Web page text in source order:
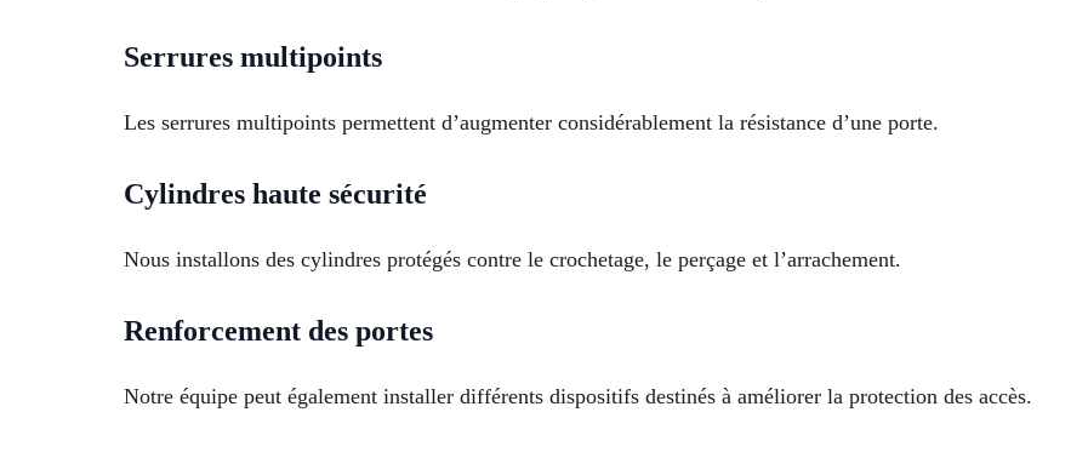
Serrures multipoints
Les serrures multipoints permettent d’augmenter considérablement la résistance d’une porte.
Cylindres haute sécurité
Nous installons des cylindres protégés contre le crochetage, le perçage et l’arrachement.
Renforcement des portes
Notre équipe peut également installer différents dispositifs destinés à améliorer la protection des accès.